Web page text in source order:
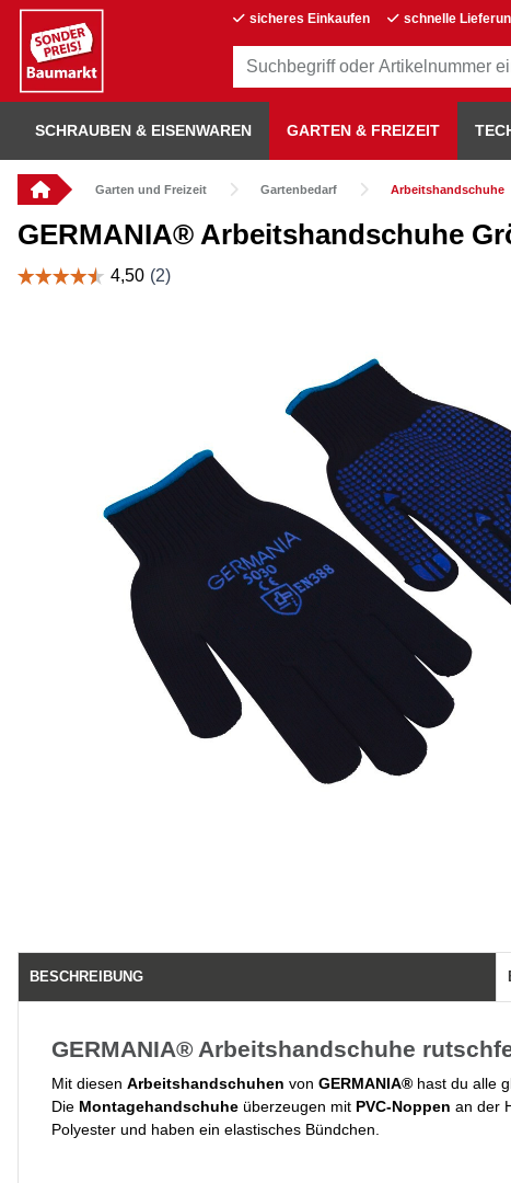
sicheres Einkaufen schnelle
SCHRAUBEN & EISENWAREN GARTEN & FREIZEIT
Garten und Freizeit Gartenbedarf Arbeitshandschuhe
GERMANIA® Arbeitshandschuhe
BESCHREIBUNG
GERMANIA® Arbeitshandschuhe
Mit diesen Arbeitshandschuhen von GERMANIA® hast du alle
Die Montagehandschuhe überzeugen mit PVC-Noppen an der
Polyester und haben ein elastisches Bündchen.